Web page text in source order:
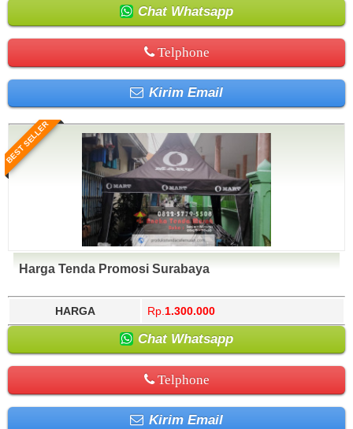
Chat Whatsapp
Telphone
Kirim Email
BEST SELLER
Harga Tenda Promosi Surabaya
HARGA Rp. 1.300.000
Chat Whatsapp
Telphone
Kirim Email